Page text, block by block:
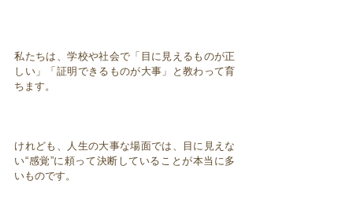
私たちは、学校や社会で「目に見えるものが正
しい」「証明できるものが大事」と教わって育
ちます。
けれども、人生の大事な場面では、目に見えな
い“感覚”に頼って決断していることが本当に多
いものです。